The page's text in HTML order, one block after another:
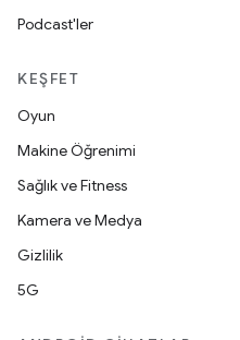
Podcast'ler
KEŞFET
Oyun
Makine Öğrenimi
Sağlık ve Fitness
Kamera ve Medya
Gizlilik
5G